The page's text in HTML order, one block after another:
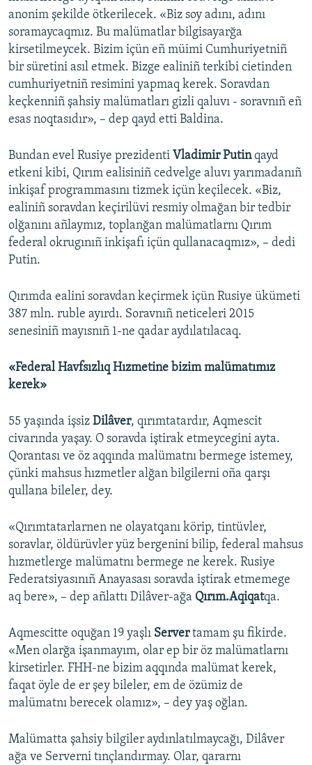
anonim şekilde ötkerilecek. «Biz soy adını, adını
soramaycaqmız. Bu malümatlar bilgisayarğa
kirsetilmeycek. Bizim içün eñ müimi Cumhuriyetniñ
bir süretini asıl etmek. Bizge ealiniñ terkibi cietinden
cumhuriyetniñ resimini yapmaq kerek. Soravdan
keçkenniñ şahsiy malümatları gizli qaluvı - soravnıñ eñ
esas noqtasıdır», – dep qayd etti Baldina.
Bundan evel Rusiye prezidenti Vladimir Putinqayd
etkeni kibi, Qırım ealisiniñ cedvelge aluvı yarımadanıñ
inkişaf programmasını tizmek içün keçilecek. «Biz,
ealiniñ soravdan keçirilüvi resmiy olmağan bir tedbir
olğanını añlaymız, toplanğan malümatlarnı Qırım
federal okrugınıñ inkişafı içün qullanacaqmız», – dedi
Putin.
Qırımda ealini soravdan keçirmek içün Rusiye ükümeti
387 mln. ruble ayırdı. Soravnıñ neticeleri 2015
senesiniñ mayısnıñ 1-ne qadar aydılatılacaq.
«Federal Havfsızlıq Hızmetine bizim malümatımız
kerek»
55 yaşında işsiz Dilâver, qırımtatardır, Aqmescit
civarında yaşay. O soravda iştirak etmeycegini ayta.
Qorantası ve öz aqqında malümatnı bermege istemey,
çünki mahsus hızmetler alğan bilgilerni oña qarşı
qullana bileler, dey.
«Qırımtatarlarnen ne olayatqanı körip, tintüvler,
soravlar, öldürüvler yüz bergenini bilip, federal mahsus
hızmetlerge malümatnı bermege ne kerek. Rusiye
Federatsiyasınıñ Anayasası soravda iştirak etmemege
aq bere», – dep añlattı Dilâver-ağa Qırım.Aqiqatqa.
Aqmescitte oquğan 19 yaşlı Servertamam şu fikirde.
«Men olarğa işanmayım, olar ep bir öz malümatlarnı
kirsetirler. FHH-ne bizim aqqında malümat kerek,
faqat öyle de er şey bileler, em de özümiz de
malümatnı berecek olamız», – dey yaş oğlan.
Malümatta şahsiy bilgiler aydınlatılmaycağı, Dilâver
ağa ve Serverni tınçlandırmay. Olar, qararnı